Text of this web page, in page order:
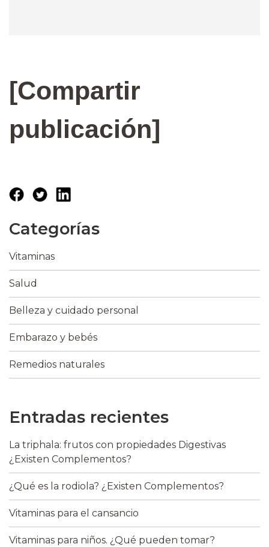
[Compartir
publicación]
Categorías
Vitaminas
Salud
Belleza y cuidado personal
Embarazo y bebés
Remedios naturales
Entradas recientes
La triphala: frutos con propiedades Digestivas
¿Existen Complementos?
¿Qué es la rodiola? ¿Existen Complementos?
Vitaminas para el cansancio
Vitaminas para niños. ¿Qué pueden tomar?